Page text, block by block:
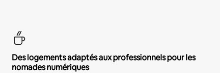
Des logements adaptés aux professionnels pour les
nomades numériques